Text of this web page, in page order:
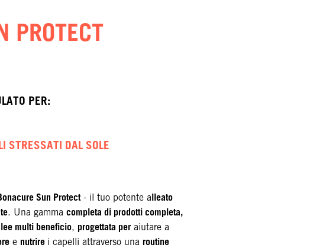
PROTECT
PER:
STRESSATI DAL SOLE
Sun Protect- il tuo potente alleato
. Una gamma completa di prodotti completa,
multi beneficio, progettata peraiutare a
e nutrire i capelli attraverso una routine